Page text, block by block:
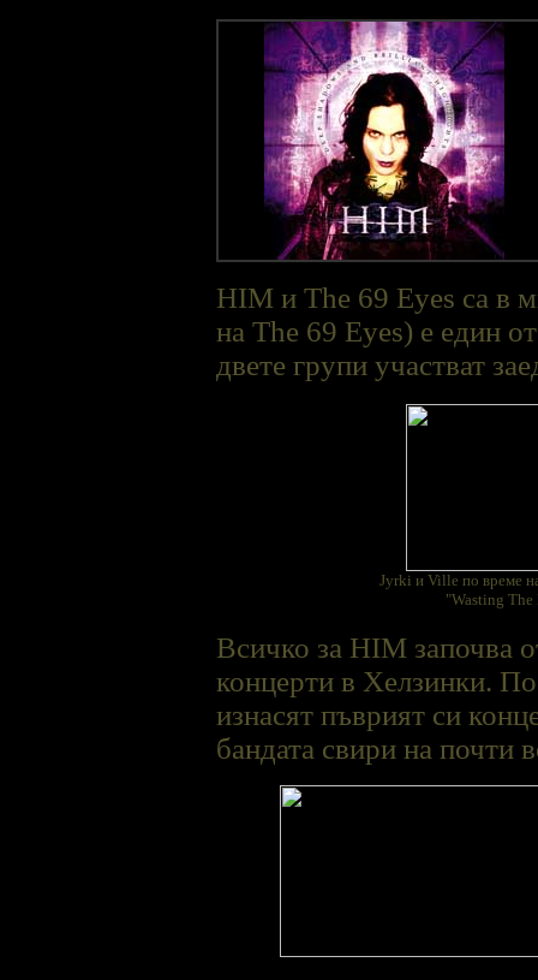
HIM и The 69 Eyes са в
на The 69 Eyes) е един
двете групи участват
Jyrki и Ville по време
"Wasting The
Всичко за HIM започва
концерти в Хелзинки.
изнасят пъврият си
бандата свири на почти